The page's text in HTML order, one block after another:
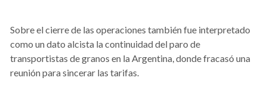
Sobre el cierre de las operaciones también fue interpretado
como un dato alcista la continuidad del paro de
transportistas de granos en la Argentina, donde fracasó una
reunión para sincerar las tarifas.